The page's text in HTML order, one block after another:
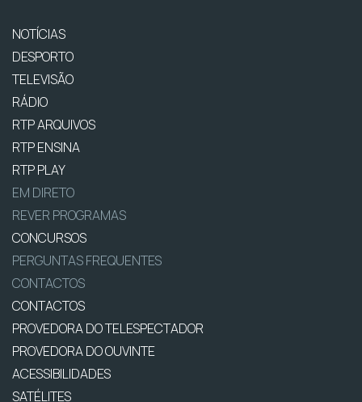
NOTÍCIAS
DESPORTO
TELEVISÃO
RÁDIO
RTP ARQUIVOS
RTP ENSINA
RTP PLAY
EM DIRETO
REVER PROGRAMAS
CONCURSOS
PERGUNTAS FREQUENTES
CONTACTOS
CONTACTOS
PROVEDORA DO TELESPECTADOR
PROVEDORA DO OUVINTE
ACESSIBILIDADES
SATÉLITES